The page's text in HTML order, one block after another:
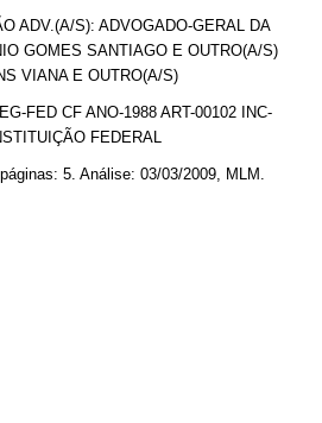
ADV.(A/S): ADVOGADO-GERAL DA
GOMES SANTIAGO E OUTRO(A/S)
VIANA E OUTRO(A/S)
FED CF ANO-1988 ART-00102 INC-
FEDERAL
5. Análise: 03/03/2009, MLM.